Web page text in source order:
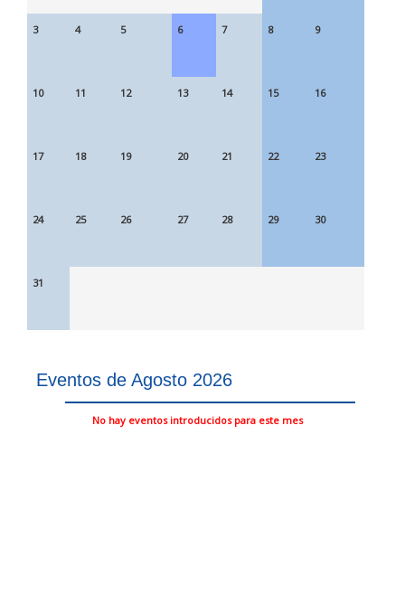
3 4 5 6 7 8 9
10 11 12 13 14 15 16
17 18 19 20 21 22 23
24 25 26 27 28 29 30
31
Eventos de Agosto 2026
No hay eventos introducidos para este mes